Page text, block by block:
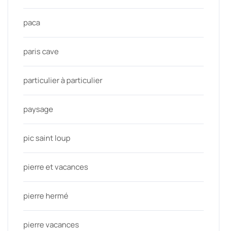
paca
paris cave
particulier à particulier
paysage
pic saint loup
pierre et vacances
pierre hermé
pierre vacances